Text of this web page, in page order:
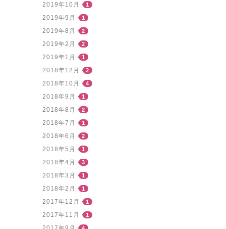
2019年10月 1
2019年9月 1
2019年8月 2
2019年2月 2
2019年1月 1
2018年12月 2
2018年10月 4
2018年9月 1
2018年8月 2
2018年7月 1
2018年6月 2
2018年5月 1
2018年4月 3
2018年3月 1
2018年2月 1
2017年12月 1
2017年11月 1
4